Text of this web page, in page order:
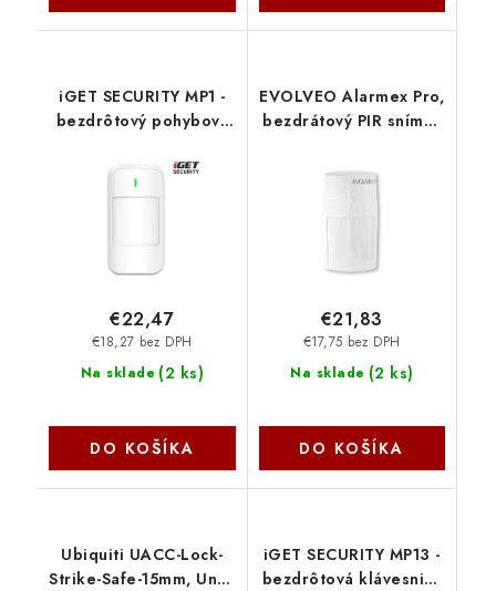
iGET SECURITY MP1 -
bezdrôtový pohybový
M6-4G s nastavením
citlivosti 75020701
Na sklade (2 ks)
€18,27 bez DPH
€22,47
DO KOŠÍKA
EVOLVEO Alarmex Pro,
bezdrátový PIR snímač
pohybu malých zvířat
Na sklade (2 ks)
€17,75 bez DPH
€21,83
DO KOŠÍKA
Ubiquiti UACC-Lock-
Strike-Safe-15mm, UniFi
iGET SECURITY MP13 -
bezdrôtová klávesnica